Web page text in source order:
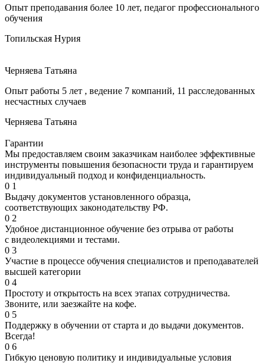
Опыт преподавания более 10 лет, педагог профессионального
обучения
Топильская Нурия
Черняева Татьяна
Опыт работы 5 лет , ведение 7 компаний, 11 расследованных
несчастных случаев
Черняева Татьяна
Гарантии
Мы предоставляем своим заказчикам наиболее эффективные
инструменты повышения безопасности труда и гарантируем
индивидуальный подход и конфиденциальность.
0 1
Выдачу документов установленного образца,
соответствующих законодательству РФ.
0 2
Удобное дистанционное обучение без отрыва от работы
с видеолекциями и тестами.
0 3
Участие в процессе обучения специалистов и преподавателей
высшей категории
0 4
Простоту и открытость на всех этапах сотрудничества.
Звоните, или заезжайте на кофе.
0 5
Поддержку в обучении от старта и до выдачи документов.
Всегда!
0 6
Гибкую ценовую политику и индивидуальные условия